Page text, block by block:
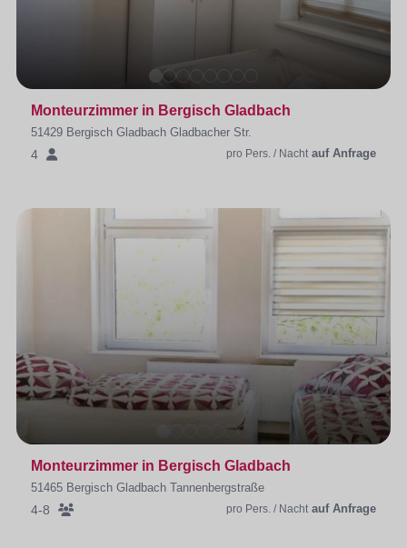
Monteurzimmer in Bergisch Gladbach
51429 Bergisch Gladbach Gladbacher Str.
4 pro Pers. / Nacht auf Anfrage
Monteurzimmer in Bergisch Gladbach
51465 Bergisch Gladbach Tannenbergstraße
4-8 pro Pers. / Nacht auf Anfrage